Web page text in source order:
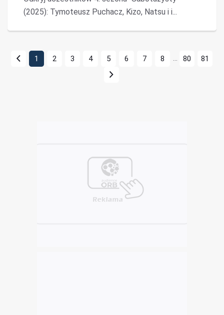
(2025): Tymoteusz Puchacz, Kizo, Natsu i i...
1 2 3 4 5 6 7 8 ... 80 81